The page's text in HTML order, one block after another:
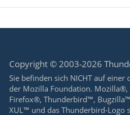
Copyright © 2003-2026
Sie befinden sich NICHT auf einer
der Mozilla Foundation.
Firefox®, Thunderbird™,
XUL™ und das Thunderbird-Logo